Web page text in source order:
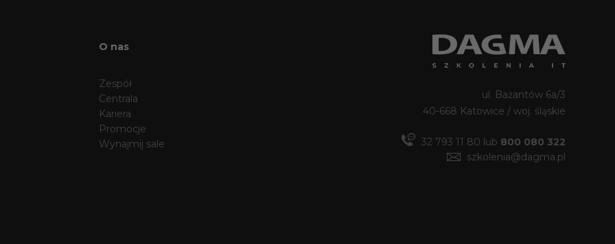
O nas
Zespół
Centrala
Kariera
Promocje
Wynajmij sale
ul. Bażantów 6a/3
40-668 Katowice / woj. śląskie
32 793 11 80 lub 800 080 322
szkolenia@dagma.pl